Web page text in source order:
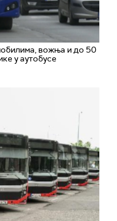
вожња и до 50
у аутобусе